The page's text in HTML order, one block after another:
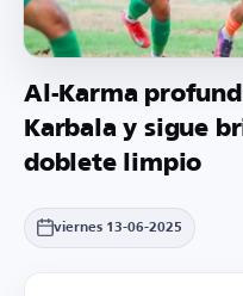
Al-Karma
Karbala y sigue
doblete limpio
viernes 13-06-2025